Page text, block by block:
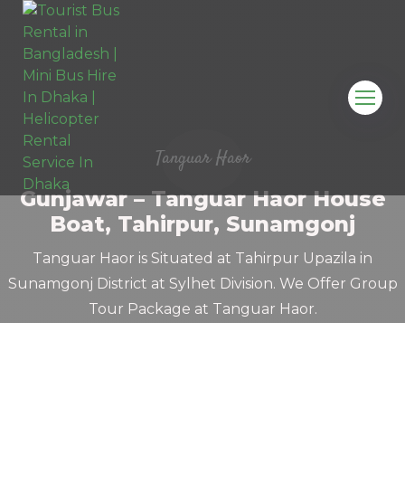
Tanguar Haor
Gunjawar – Tanguar Haor House
Boat, Tahirpur, Sunamgonj
Tanguar Haor is Situated at Tahirpur Upazila in
Sunamgonj District at Sylhet Division. We Offer Group
Tour Package at Tanguar Haor.